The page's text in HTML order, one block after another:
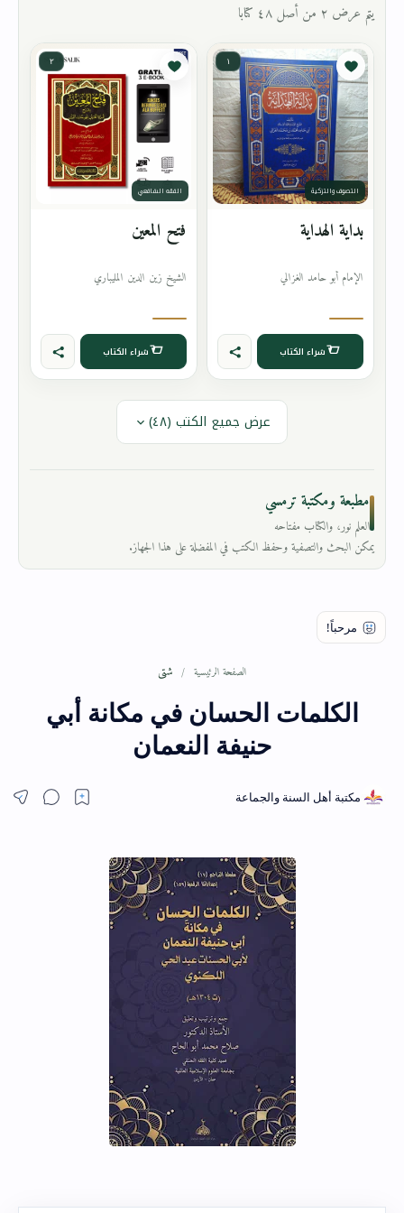
يتم عرض ٢ من أصل ٤٨ كتابا
١
التصوف والتزكية
بداية الهداية
الإمام أبو حامد الغزالي
شراء الكتاب
٢
الفقه الشافعي
فتح المعين
الشيخ زين الدين المليباري
شراء الكتاب
عرض جميع الكتب (٤٨)
مطبعة ومكتبة ترمسي
العلم نور، والكتاب مفتاحه
يمكن البحث والتصفية وحفظ الكتب في المفضلة على هذا الجهاز.
الصفحة الرئيسية شتى
الكلمات الحسان في مكانة أبي
حنيفة النعمان